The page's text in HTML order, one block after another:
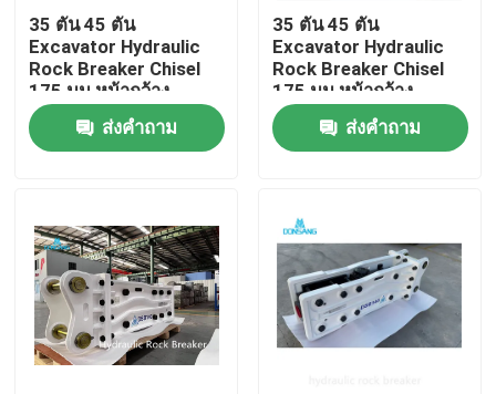
สินค้า
แสดง VR
35 ตัน 45 ตัน
Excavator Hydraulic
Rock Breaker Chisel
175 มม หน้ากว้าง
Hydraulic Breaker
Hammer ส่งคำถาม
35 ตัน 45 ตัน
Excavator Hydraulic
Rock Breaker Chisel
175 มม หน้ากว้าง
Hydraulic Breaker
Hammer ส่งคำถาม